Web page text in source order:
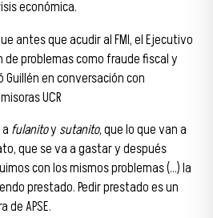
económica.
antes que acudir al FMI, el Ejecutivo
problemas como fraude fiscal y
en conversación con
UCR
fulanitoy sutanito, que lo que van a
que se va a gastar y después
con los mismos problemas (…) la
prestado. Pedir prestado es un
de APSE.